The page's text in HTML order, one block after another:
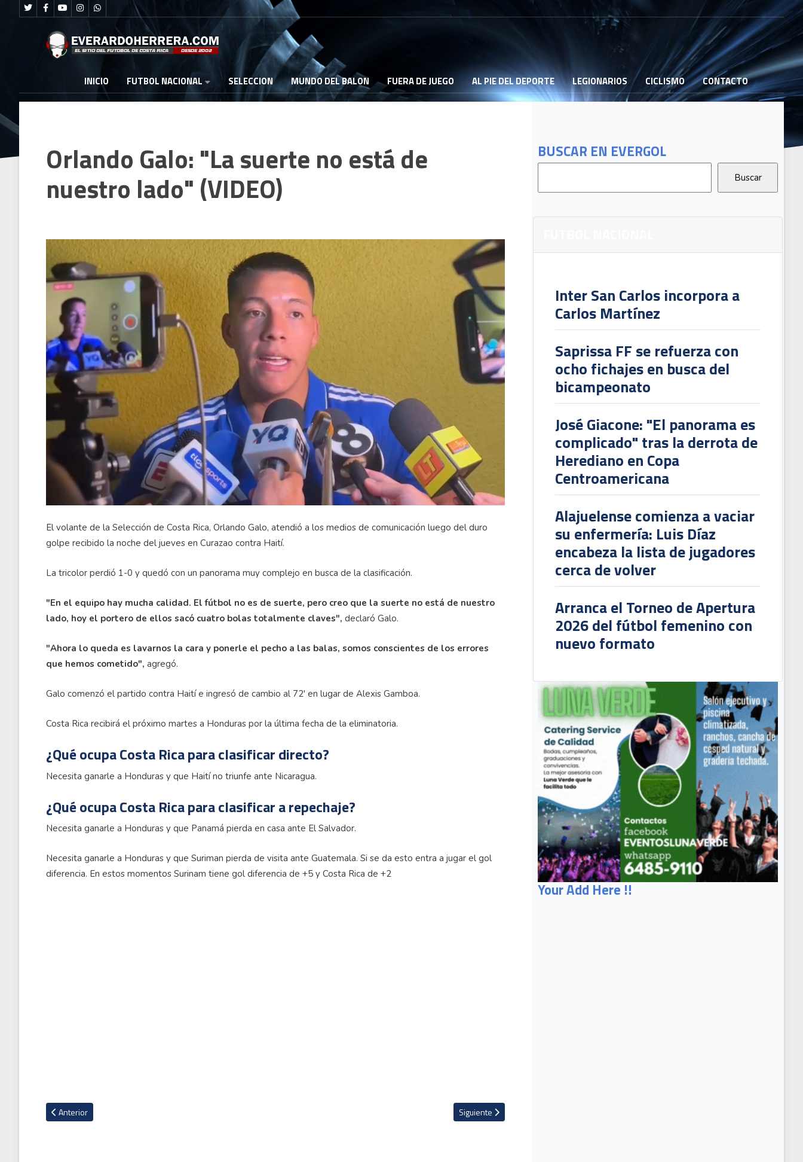
INICIO FUTBOL NACIONAL SELECCION MUNDO DEL BALON FUERA DE JUEGO AL PIE DEL DEPORTE LEGIONARIOS CICLISMO CONTACTO
BUSCAR EN EVERGOL
Inter San Carlos incorpora a
Carlos Martínez
Saprissa FF se refuerza con
ocho fichajes en busca del
bicampeonato
José Giacone: "El panorama es
complicado" tras la derrota de
Herediano en Copa
Centroamericana
Alajuelense comienza a vaciar
su enfermería: Luis Díaz
encabeza la lista de jugadores
cerca de volver
Arranca el Torneo de Apertura
2026 del fútbol femenino con
nuevo formato
Your Add Here !!
Orlando Galo: "La suerte no está de
nuestro lado" (VIDEO)
El volante de la Selección de Costa Rica, Orlando Galo, atendió a los medios de comunicación luego del duro
golpe recibido la noche del jueves en Curazao contra Haití.
La tricolor perdió 1-0 y quedó con un panorama muy complejo en busca de la clasificación.
"En el equipo hay mucha calidad. El fútbol no es de suerte, pero creo que la suerte no está de nuestro
lado, hoy el portero de ellos sacó cuatro bolas totalmente claves", declaró Galo.
"Ahora lo queda es lavarnos la cara y ponerle el pecho a las balas, somos conscientes de los errores
que hemos cometido", agregó.
Galo comenzó el partido contra Haití e ingresó de cambio al 72' en lugar de Alexis Gamboa.
Costa Rica recibirá el próximo martes a Honduras por la última fecha de la eliminatoria.
¿Qué ocupa Costa Rica para clasificar directo?
Necesita ganarle a Honduras y que Haití no triunfe ante Nicaragua.
¿Qué ocupa Costa Rica para clasificar a repechaje?
Necesita ganarle a Honduras y que Panamá pierda en casa ante El Salvador.
Necesita ganarle a Honduras y que Suriman pierda de visita ante Guatemala. Si se da esto entra a jugar el gol
diferencia. En estos momentos Surinam tiene gol diferencia de +5 y Costa Rica de +2
Artículo anterior: Hondureño Getsel Montes sufre por partida doble contra Nicaragua previo al duelo en Costa Rica
Anterior Artículo siguiente: VIDEO: Reinaldo Rueda dice que la mente traicionó a sus jugadores en
Siguiente